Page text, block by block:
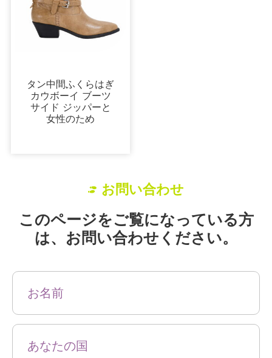
タン中間ふくらはぎ
カウボーイ ブーツ
サイド ジッパーと
女性のため
お問い合わせ
このページをご覧になっている方
は、お問い合わせください。